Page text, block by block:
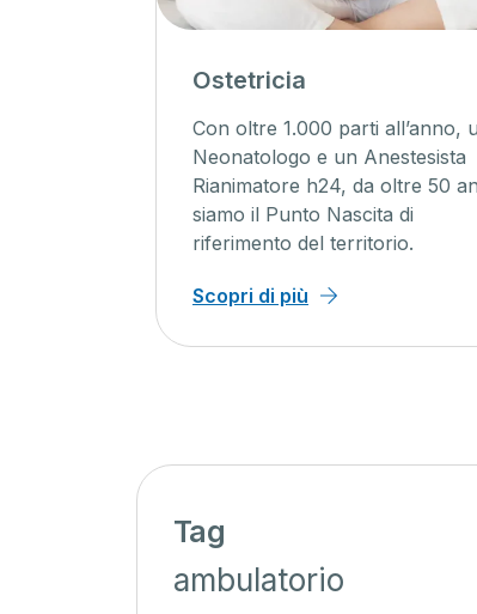
Ostetricia
Con oltre 1.000 parti all’anno, un
Neonatologo e un Anestesista
Rianimatore h24, da oltre 50 anni
siamo il Punto Nascita di
riferimento del territorio.
Scopri di più
Tag
ambulatorio